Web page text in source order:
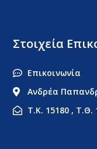
Στοιχεία
Επικοινωνία
Ανδρέα
Τ.Κ. 15180 , Τ.Θ.